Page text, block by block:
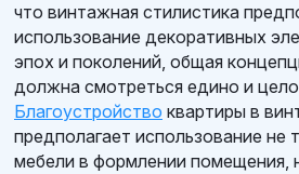
что винтажная стилистика
использование декоративных
эпох и поколений, общая
должна смотреться едино и
Благоустройство квартиры в
предполагает использование не
мебели в формлении помещения,